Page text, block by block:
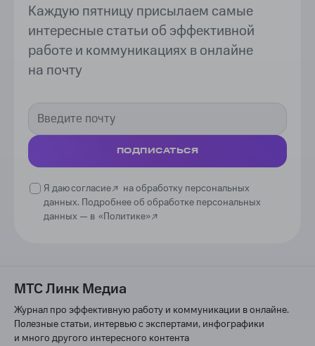
Каждую пятницу присылаем самые
интересные статьи об эффективной
работе и коммуникациях в онлайне
на почту
ПОДПИСАТЬСЯ
Я даюсогласие
на обработку персональных
данных. Подробнее об обработке персональных
данных — в «Политике»
МТС Линк Медиа
Журнал про эффективную работу и коммуникации в онлайне.
Полезные статьи, интервью с экспертами, инфографики
и много другого интересного контента